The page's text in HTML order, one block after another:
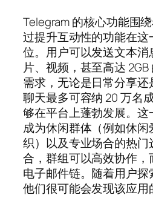
Telegram 的核心功能围
过提升互动性的功能在
位。用户可以发送文本消
片、视频，甚至高达
需求，无论是日常分享还
聊天最多可容纳 20 万名
够在平台上蓬勃发展。这
成为休闲群体（例如休闲
织）以及专业场合的热门
合，群组可以高效协作
电子邮件链。随着用户探
他们很可能会发现该应用